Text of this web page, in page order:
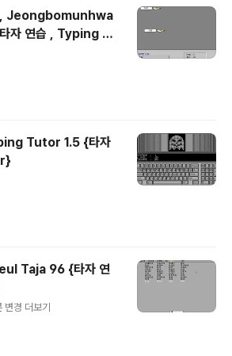
, Jeongbomunhwa
연습 , Typing Tu
Tutor 1.5 {타자
Taja 96 {타자 연
경 더보기